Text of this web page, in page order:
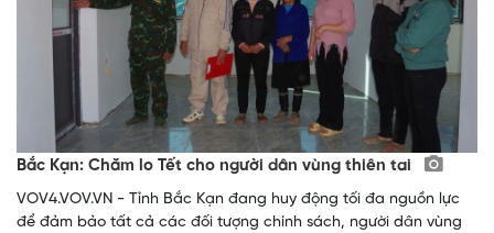
Bắc Kạn: Chăm lo Tết cho người dân vùng thiên tai
VOV4.VOV.VN - Tỉnh Bắc Kạn đang huy động tối đa nguồn lực
để đảm bảo tất cả các đối tượng chính sách, người dân vùng